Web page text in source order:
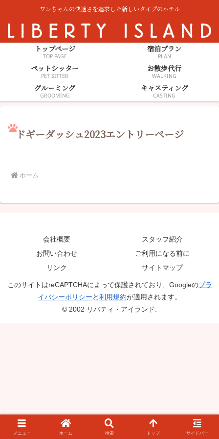
ワンちゃんの快適さを追求した新しいタイプのホテル
トップページ
TOP PAGE
宿泊プラン
PLAN
ペットシッター
PET SITTER
お散歩代行
WALKING
グルーミング
GROOMING
キャスティング
CASTING
ドギーダッシュ2023エントリーページ
ホーム
会社概要
スタッフ紹介
お問い合わせ
ご利用になる前に
リンク
サイトマップ
このサイトはreCAPTCHAによって保護されており、Googleのプラ
イバシーポリシーと利用規約が適用されます。
© 2002 リバティ・アイランド.
メニュー ホーム 検索 トップ サイドバー